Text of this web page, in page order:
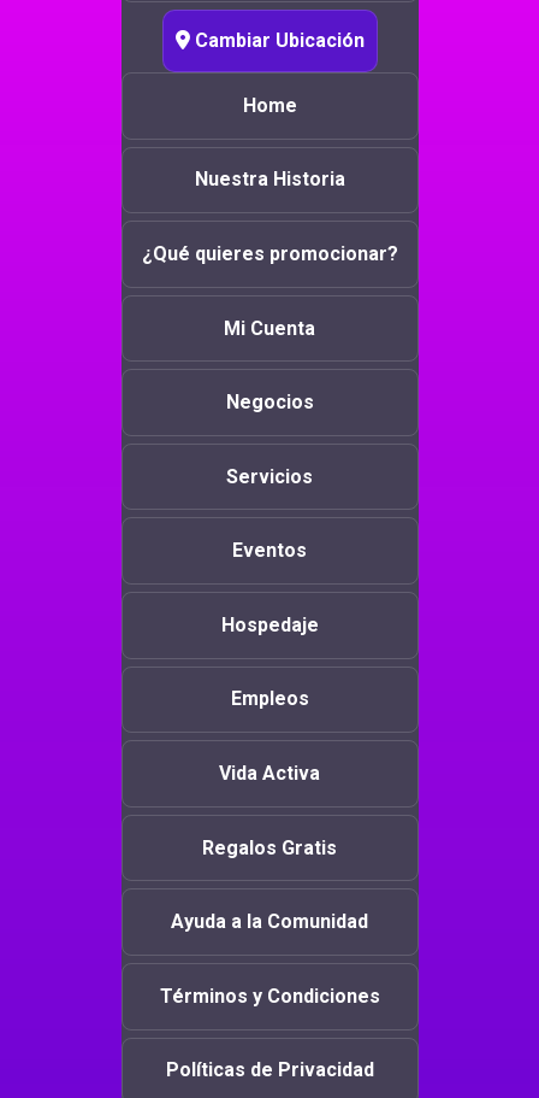
Cambiar Ubicación
Home
Nuestra Historia
¿Qué quieres promocionar?
Mi Cuenta
Negocios
Servicios
Eventos
Hospedaje
Empleos
Vida Activa
Regalos Gratis
Ayuda a la Comunidad
Términos y Condiciones
Políticas de Privacidad